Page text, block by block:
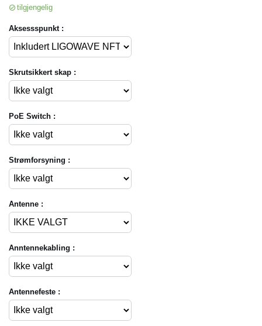
tilgjengelig
Aksessspunkt :
Skrutsikkert skap :
PoE Switch :
Strømforsyning :
Antenne :
Anntennekabling :
Antennefeste :